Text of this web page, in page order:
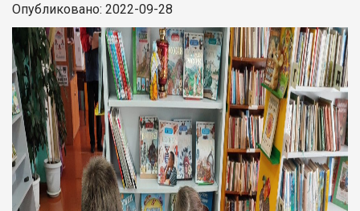
Опубликовано: 2022-09-28